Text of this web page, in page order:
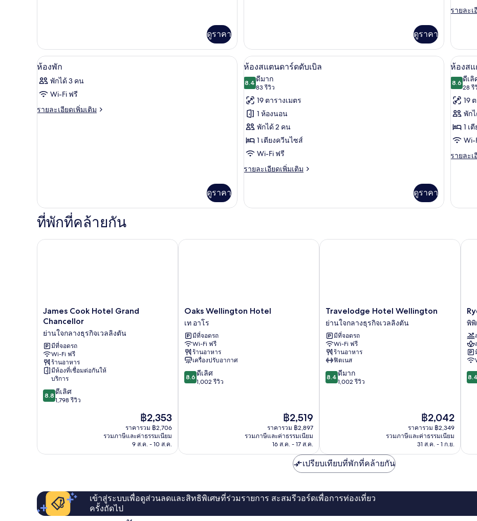
ดูราคา ดูราคา
รายละเ
ราย
เกี่ยว
กับ
ห้อง
ท
เปิด
ภาพถ่าย
ทั้งหมด
ของ
โต๊ะทำงาน, ผ้าม่านกันแสง, เตารีด/โต๊ะรีดผ้า, Wi-Fi ฟรี
4
ห้องพัก
พักได้ 3 คน
Wi-Fi ฟรี
รายละเอียดเพิ่มเติม
ราย
ดูราคา
เปิด
ภาพถ่าย
ทั้งหมด
ของ
ห้อง
สแตนดาร์ด
ดับเบิล
โต๊ะทำงาน, ผ้าม่านกันแสง, เตารีด/โต๊ะรีดผ้า,
5
ห้องสแตนดาร์ดดับเบิล
8.48.4 จาก 10
ดีมาก
83 รีวิว
(83
รีวิว)
19 ตารางเมตร
1 ห้องนอน
พักได้ 2 คน
1 เตียงควีนไซส์
Wi-Fi ฟรี
รายละเอียดเพิ่มเติม
ราย
เกี่ยว
ดับเบิล
ดูราคา
เปิด
ภาพถ่า
ทั้งหมด
ของ
ห้อง
สแตน
ทวิน
5
ห้องส
8.68.6 จาก
ดีเลิ
28 รี
(28
รีวิ
19
พัก
1 เ
Wi-
รายละเ
ราย
กับ
ห้อง
น
ที่พักที่คล้ายกัน
James
Cook
Hotel
Grand
Chancellor
ย่าน
ใจกลาง
ธุรกิจ
เวลลิงตัน
James Cook Hotel Grand
Chancellor
ย่านใจกลางธุรกิจเวลลิงตัน
มีที่จอดรถ
Wi-Fi ฟรี
ร้านอาหาร
มีห้องที่เชื่อมต่อกันให้
บริการ
8.8
จาก
8.8 ดีเลิศ
1,798 รีวิว
ราคา
ปัจจุบัน
คือ
฿2,353
฿2,353
ราคารวม ฿2,706
รวมภาษีและค่าธรรมเนียม
9 ส.ค. - 10 ส.ค.
James Cook Hotel Grand Chancellor
Oaks
Wellington
Hotel
เท
อาโร
Oaks Wellington Hotel
เท อาโร
มีที่จอดรถ
Wi-Fi ฟรี
ร้านอาหาร
เครื่องปรับอากาศ
8.6
จาก
8.6 ดีเลิศ
1,002 รีวิว
ราคา
ปัจจุบัน
คือ
฿2,519
฿2,519
ราคารวม ฿2,897
รวมภาษีและค่าธรรมเนียม
16 ส.ค. - 17 ส.ค.
Oaks Wellington Hotel
Travelodge
Hotel
Wellington
ย่าน
ใจกลาง
ธุรกิจ
เวลลิงตัน
Travelodge Hotel Wellington
ย่านใจกลางธุรกิจเวลลิงตัน
มีที่จอดรถ
Wi-Fi ฟรี
ร้านอาหาร
ฟิตเนส
8.4
จาก
8.4 ดีมาก
1,002 รีวิว
ราคา
ปัจจุบัน
คือ
฿2,042
฿2,042
ราคารวม ฿2,349
รวมภาษีและค่าธรรมเนียม
31 ส.ค. - 1 ก.ย.
Travelodge Hotel Wellington
พิพิ
เตีย
พิพิ
8.4
จา
8.4
เปรียบเทียบที่พักที่คล้ายกัน
เข้าสู่ระบบเพื่อดูส่วนลดและสิทธิพิเศษที่ร่วมรายการ สะสมรีวอร์ดเพื่อการท่องเที่ยว
ครั้งถัดไป